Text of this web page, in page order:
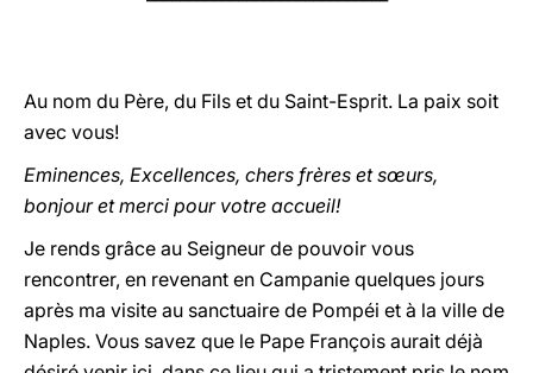
Au nom du Père, du Fils et du Saint-Esprit. La paix soit
avec vous!
Eminences, Excellences, chers frères et sœurs,
bonjour et merci pour votre accueil!
Je rends grâce au Seigneur de pouvoir vous
rencontrer, en revenant en Campanie quelques jours
après ma visite au sanctuaire de Pompéi et à la ville de
Naples. Vous savez que le Pape François aurait déjà